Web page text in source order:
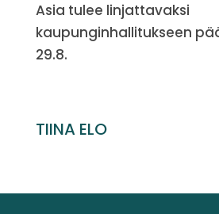
Asia tulee linjattavaksi
kaupunginhallitukseen
29.8.
TIINA ELO